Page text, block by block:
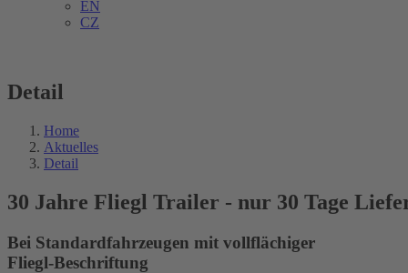
EN
CZ
Detail
Home
Aktuelles
Detail
30 Jahre Fliegl Trailer - nur 30 Tage
Bei Standardfahrzeugen mit vollflächiger
Fliegl-Beschriftung